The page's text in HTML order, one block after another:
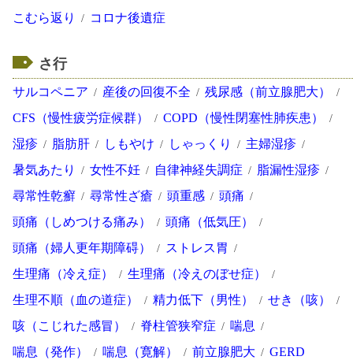
こむら返り
コロナ後遺症
さ行
サルコペニア 産後の回復不全
残尿感（前立腺肥大）
CFS（慢性疲労症候群）
COPD（慢性閉塞性肺疾患）
湿疹
脂肪肝 しもやけ しゃっくり
主婦湿疹
暑気あたり
女性不妊 自律神経失調症
脂漏性湿疹
尋常性乾癬
尋常性ざ瘡 頭重感
頭痛
頭痛（しめつける痛み）
頭痛（低気圧）
頭痛（婦人更年期障碍）
ストレス胃
生理痛（冷え症）
生理痛（冷えのぼせ症）
生理不順（血の道症）
精力低下（男性）
せき（咳）
咳（こじれた感冒）
脊柱管狭窄症
喘息
喘息（発作）
喘息（寛解） 前立腺肥大 GERD